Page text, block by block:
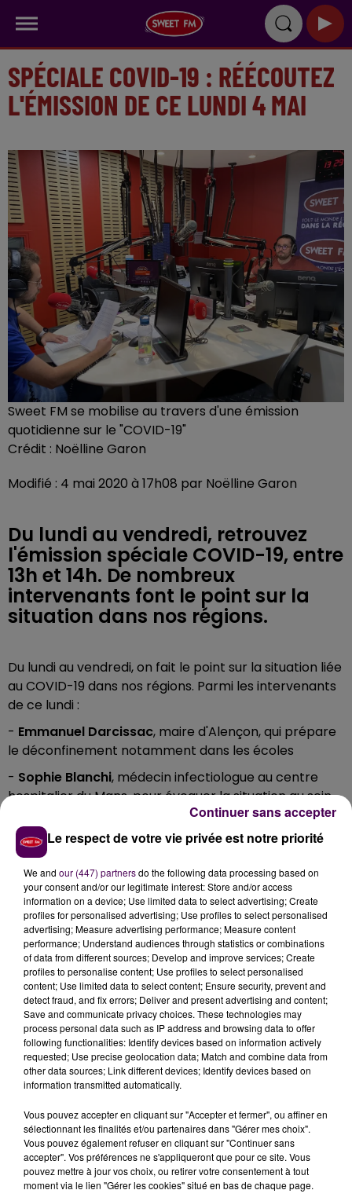
SPÉCIALE COVID-19 : RÉÉCOUTEZ
L'ÉMISSION DE CE LUNDI 4 MAI
Sweet FM se mobilise au travers d'une émission
quotidienne sur le "COVID-19"
Crédit : Noëlline Garon
Modifié : 4 mai 2020 à 17h08 par Noëlline Garon
Du lundi au vendredi, retrouvez
l'émission spéciale COVID-19, entre
13h et 14h. De nombreux
intervenants font le point sur la
situation dans nos régions.
Du lundi au vendredi, on fait le point sur la situation liée
au COVID-19 dans nos régions. Parmi les intervenants
de ce lundi :
- Emmanuel Darcissac, maire d'Alençon, qui prépare
le déconfinement notamment dans les écoles
- Sophie Blanchi, médecin infectiologue au centre
hospitalier du Mans, pour évoquer la situation au sein
Jérôme Mazuay, directeur marketing et mobilitée à
la SETRAM, régie des transports en commun de
l'agglomération du Mans
A réécouter en podcast :
Émission du lundi 4 mai 2020
À LA UNE
31 juillet 2026
Le respect de votre vie privée est notre priorité
We and our (447) partnersdo the following data processing based on
your consent and/or our legitimate interest: Store and/or access
information on a device; Use limited data to select advertising; Create
profiles for personalised advertising; Use profiles to select personalised
advertising; Measure advertising performance; Measure content
performance; Understand audiences through statistics or combinations
of data from different sources; Develop and improve services; Create
profiles to personalise content; Use profiles to select personalised
content; Use limited data to select content; Ensure security, prevent and
detect fraud, and fix errors; Deliver and present advertising and content;
Save and communicate privacy choices. These technologies may
process personal data such as IP address and browsing data to offer
following functionalities: Identify devices based on information actively
requested; Use precise geolocation data; Match and combine data from
other data sources; Link different devices; Identify devices based on
information transmitted automatically.
Vous pouvez accepter en cliquant sur "Accepter et fermer", ou affiner en
sélectionnant les finalités et/ou partenaires dans "Gérer mes choix".
Vous pouvez également refuser en cliquant sur "Continuer sans
accepter". Vos préférences ne s'appliqueront que pour ce site. Vous
pouvez mettre à jour vos choix, ou retirer votre consentement à tout
moment via le lien "Gérer les cookies" situé en bas de chaque page.
Continuer sans accepter